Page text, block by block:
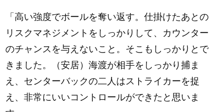
「高い強度でボールを奪い返す。仕掛けたあとの
リスクマネジメントをしっかりして、カウンター
のチャンスを与えないこと。そこもしっかりとで
きました。（安居）海渡が相手をしっかり捕ま
え、センターバックの二人はストライカーを捉
え、非常にいいコントロールができたと思いま